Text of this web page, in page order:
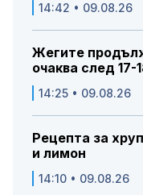
14:42 • 09.08.26
Жегите
очаква след 17-
14:25 • 09.08.26
Рецепта за
и лимон
14:10 • 09.08.26